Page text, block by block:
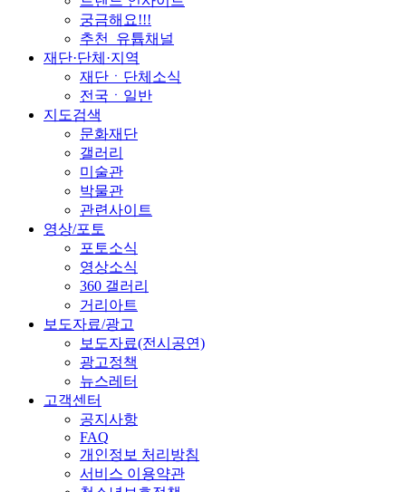
궁금해요!!!
추천_유튭채널
재단·단체·지역
재단ㆍ단체소식
전국ㆍ일반
지도검색
문화재단
갤러리
미술관
박물관
관련사이트
영상/포토
포토소식
영상소식
360 갤러리
거리아트
보도자료/광고
보도자료(전시공연)
광고정책
뉴스레터
고객센터
공지사항
FAQ
개인정보 처리방침
서비스 이용약관